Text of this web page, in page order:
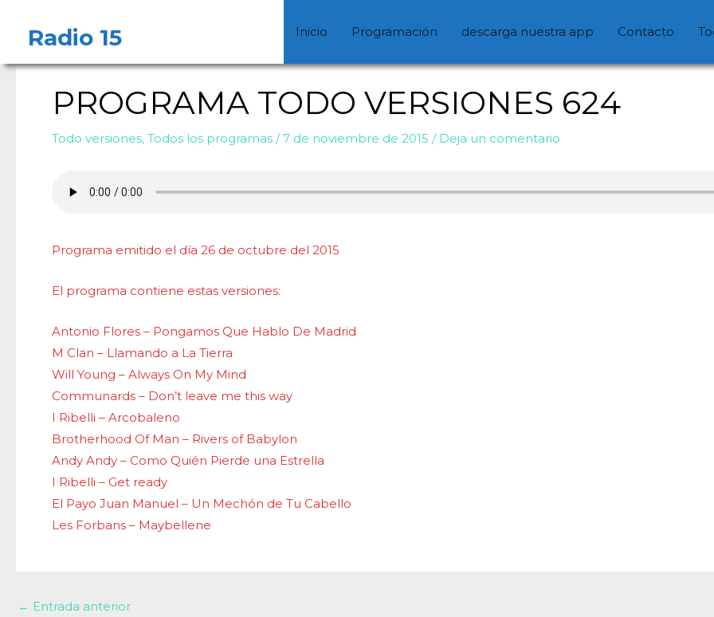
Radio 15 Inicio Programación descarga nuestra app Contacto
PROGRAMA TODO VERSIONES 624
Todo versiones, Todos los programas /7 de noviembre de 2015 / Deja un comentario
Programa emitido el día 26 de octubre del 2015
El programa contiene estas versiones:
Antonio Flores – Pongamos Que Hablo De Madrid
M Clan – Llamando a La Tierra
Will Young – Always On My Mind
Communards – Don’t leave me this way
I Ribelli – Arcobaleno
Brotherhood Of Man – Rivers of Babylon
Andy Andy – Como Quién Pierde una Estrella
I Ribelli – Get ready
El Payo Juan Manuel – Un Mechón de Tu Cabello
Les Forbans – Maybellene
de
← Entrada anterior